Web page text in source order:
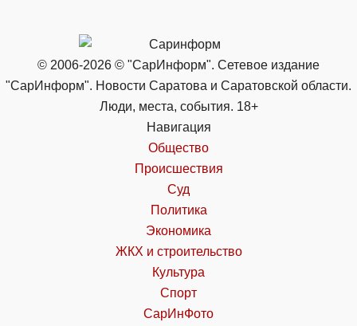
© 2006-2026 © "СарИнформ". Сетевое издание
"СарИнформ". Новости Саратова и Саратовской области.
Люди, места, события. 18+
Навигация
Общество
Происшествия
Суд
Политика
Экономика
ЖКХ и строительство
Культура
Спорт
СарИнФото